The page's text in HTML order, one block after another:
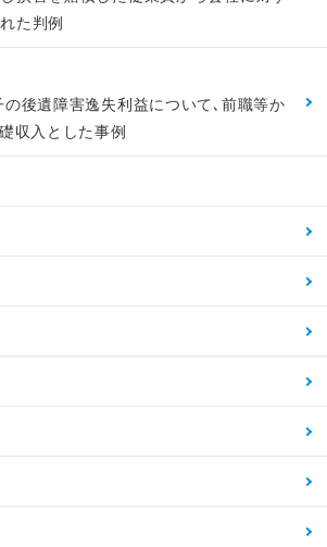
た判例
後遺障害逸失利益について､前職等か
収入とした事例